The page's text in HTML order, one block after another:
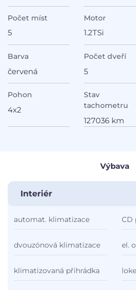
Počet míst
5
Motor
1.2TSi
Barva
červená
Počet dveří
5
Pohon
4x2
Stav
tachometru
127036 km
Výbava
Interiér
automat. klimatizace CD
dvouzónová klimatizace el.
klimatizovaná přihrádka